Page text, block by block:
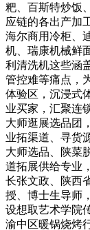
粑、百斯特炒饭
应链的各出产加
海尔商用冷柜、
机、瑞康机械鲜
利清洗机这些涵
管控难等痛点，
体验区，沉浸式
业买家，汇聚连
大师逛展选品团
业拓渠道、寻货
大师选品、陕菜
道拓展供给专业
长张文政、陕西
授、博士生导师
设想取艺术学院
渝中区暖锅烧烤